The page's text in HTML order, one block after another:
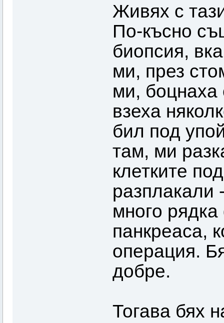
Живях с
По-късно
биопсия,
ми, през
ми, боцнаха
взеха
бил под
там, ми
клетките
разплакали
много
панкреаса,
операция.
добре.
Тогава бях